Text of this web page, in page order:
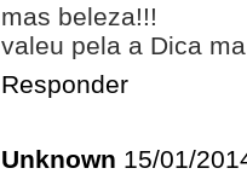
mas beleza!!!
valeu pela a Dica
Responder
Unknown 15/01/